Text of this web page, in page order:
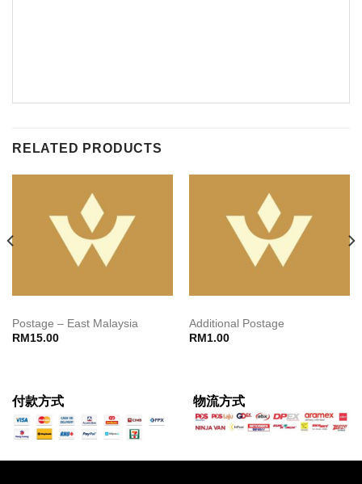
RELATED PRODUCTS
Postage – East Malaysia
RM 15.00
Additional Postage
RM 1.00
付款方式 物流方式